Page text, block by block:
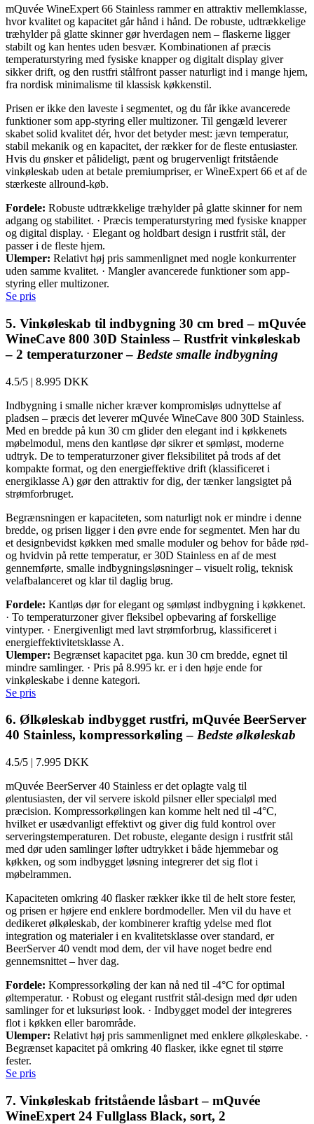
mQuvée WineExpert 66 Stainless rammer en attraktiv mellemklasse,
hvor kvalitet og kapacitet går hånd i hånd. De robuste, udtrækkelige
træhylder på glatte skinner gør hverdagen nem – flaskerne ligger
stabilt og kan hentes uden besvær. Kombinationen af præcis
temperaturstyring med fysiske knapper og digitalt display giver
sikker drift, og den rustfri stålfront passer naturligt ind i mange hjem,
fra nordisk minimalisme til klassisk køkkenstil.
Prisen er ikke den laveste i segmentet, og du får ikke avancerede
funktioner som app-styring eller multizoner. Til gengæld leverer
skabet solid kvalitet dér, hvor det betyder mest: jævn temperatur,
stabil mekanik og en kapacitet, der rækker for de fleste entusiaster.
Hvis du ønsker et pålideligt, pænt og brugervenligt fritstående
vinkøleskab uden at betale premiumpriser, er WineExpert 66 et af de
stærkeste allround-køb.
Fordele: Robuste udtrækkelige træhylder på glatte skinner for nem
adgang og stabilitet. · Præcis temperaturstyring med fysiske knapper
og digital display. · Elegant og holdbart design i rustfrit stål, der
passer i de fleste hjem.
Ulemper: Relativt høj pris sammenlignet med nogle konkurrenter
uden samme kvalitet. · Mangler avancerede funktioner som app-
styring eller multizoner.
Se pris
5. Vinkøleskab til indbygning 30 cm bred – mQuvée
WineCave 800 30D Stainless – Rustfrit vinkøleskab
– 2 temperaturzoner – Bedste smalle indbygning
4.5/5 | 8.995 DKK
Indbygning i smalle nicher kræver kompromisløs udnyttelse af
pladsen – præcis det leverer mQuvée WineCave 800 30D Stainless.
Med en bredde på kun 30 cm glider den elegant ind i køkkenets
møbelmodul, mens den kantløse dør sikrer et sømløst, moderne
udtryk. De to temperaturzoner giver fleksibilitet på trods af det
kompakte format, og den energieffektive drift (klassificeret i
energiklasse A) gør den attraktiv for dig, der tænker langsigtet på
strømforbruget.
Begrænsningen er kapaciteten, som naturligt nok er mindre i denne
bredde, og prisen ligger i den øvre ende for segmentet. Men har du
et designbevidst køkken med smalle moduler og behov for både rød-
og hvidvin på rette temperatur, er 30D Stainless en af de mest
gennemførte, smalle indbygningsløsninger – visuelt rolig, teknisk
velafbalanceret og klar til daglig brug.
Fordele: Kantløs dør for elegant og sømløst indbygning i køkkenet.
· To temperaturzoner giver fleksibel opbevaring af forskellige
vintyper. · Energivenligt med lavt strømforbrug, klassificeret i
energieffektivitetsklasse A.
Ulemper: Begrænset kapacitet pga. kun 30 cm bredde, egnet til
mindre samlinger. · Pris på 8.995 kr. er i den høje ende for
vinkøleskabe i denne kategori.
Se pris
6. Ølkøleskab indbygget rustfri, mQuvée BeerServer
40 Stainless, kompressorkøling – Bedste ølkøleskab
4.5/5 | 7.995 DKK
mQuvée BeerServer 40 Stainless er det oplagte valg til
ølentusiasten, der vil servere iskold pilsner eller specialøl med
præcision. Kompressorkølingen kan komme helt ned til -4°C,
hvilket er usædvanligt effektivt og giver dig fuld kontrol over
serveringstemperaturen. Det robuste, elegante design i rustfrit stål
med dør uden samlinger løfter udtrykket i både hjemmebar og
køkken, og som indbygget løsning integrerer det sig flot i
møbelrammen.
Kapaciteten omkring 40 flasker rækker ikke til de helt store fester,
og prisen er højere end enklere bordmodeller. Men vil du have et
dedikeret ølkøleskab, der kombinerer kraftig ydelse med flot
integration og materialer i en kvalitetsklasse over standard, er
BeerServer 40 vendt mod dem, der vil have noget bedre end
gennemsnittet – hver dag.
Fordele: Kompressorkøling der kan nå ned til -4°C for optimal
øltemperatur. · Robust og elegant rustfrit stål-design med dør uden
samlinger for et luksuriøst look. · Indbygget model der integreres
flot i køkken eller barområde.
Ulemper: Relativt høj pris sammenlignet med enklere ølkøleskabe. ·
Begrænset kapacitet på omkring 40 flasker, ikke egnet til større
fester.
Se pris
7. Vinkøleskab fritstående låsbart – mQuvée
WineExpert 24 Fullglass Black, sort, 2